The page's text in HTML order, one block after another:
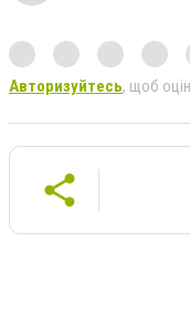
Авторизуйтесь, щоб